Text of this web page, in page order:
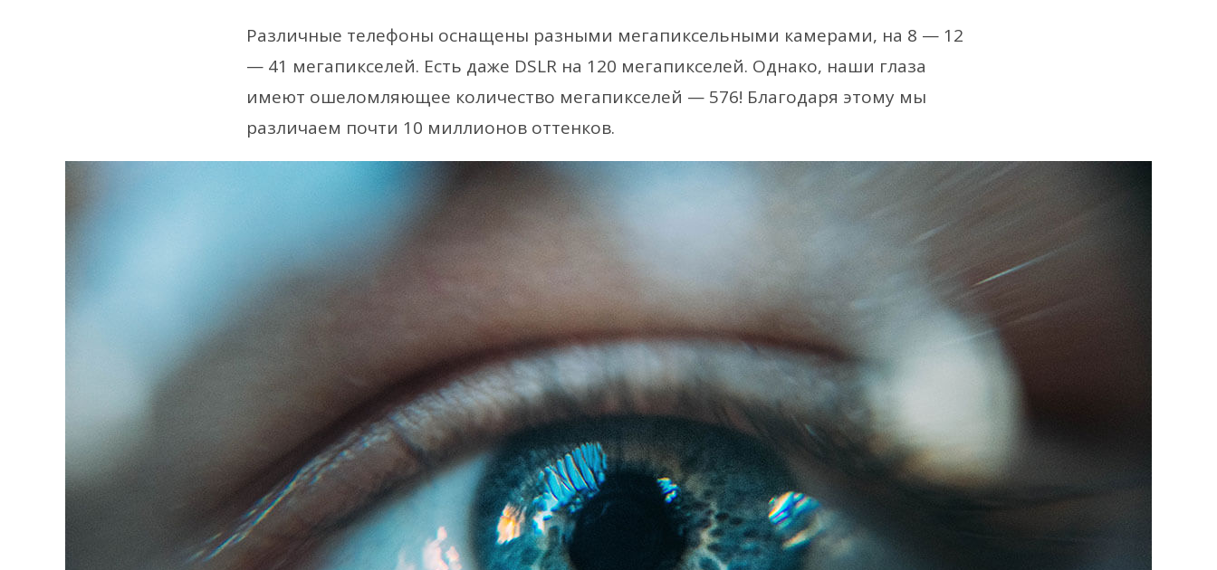
Различные телефоны оснащены разными мегапиксельными камерами, на 8 — 12
— 41 мегапикселей. Есть даже DSLR на 120 мегапикселей. Однако, наши глаза
имеют ошеломляющее количество мегапикселей — 576! Благодаря этому мы
различаем почти 10 миллионов оттенков.